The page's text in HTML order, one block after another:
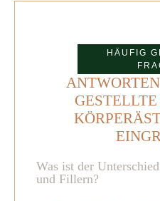
HÄUFIG
Was ist der
und Fillern?